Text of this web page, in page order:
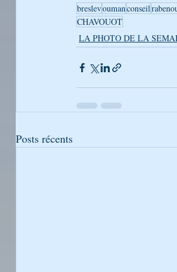
breslevoumanconseil
CHAVOUOT
LA PHOTO DE LA
Posts récents